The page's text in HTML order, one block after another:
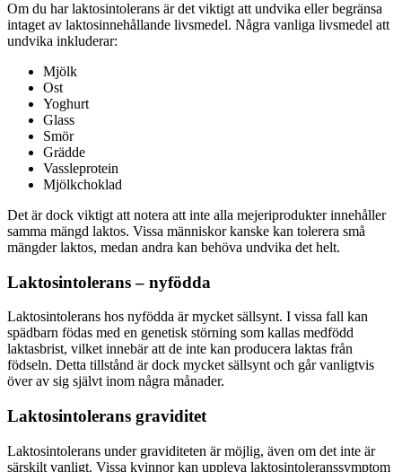
Om du har laktosintolerans är det viktigt att undvika eller begränsa
intaget av laktosinnehållande livsmedel. Några vanliga livsmedel att
undvika inkluderar:
Mjölk
Ost
Yoghurt
Glass
Smör
Grädde
Vassleprotein
Mjölkchoklad
Det är dock viktigt att notera att inte alla mejeriprodukter innehåller
samma mängd laktos. Vissa människor kanske kan tolerera små
mängder laktos, medan andra kan behöva undvika det helt.
Laktosintolerans – nyfödda
Laktosintolerans hos nyfödda är mycket sällsynt. I vissa fall kan
spädbarn födas med en genetisk störning som kallas medfödd
laktasbrist, vilket innebär att de inte kan producera laktas från
födseln. Detta tillstånd är dock mycket sällsynt och går vanligtvis
över av sig självt inom några månader.
Laktosintolerans graviditet
Laktosintolerans under graviditeten är möjlig, även om det inte är
särskilt vanligt. Vissa kvinnor kan uppleva laktosintoleranssymptom